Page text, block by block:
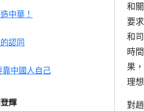
中華！
認同
中國人自己
輝
和
要
和
時
果
理
對